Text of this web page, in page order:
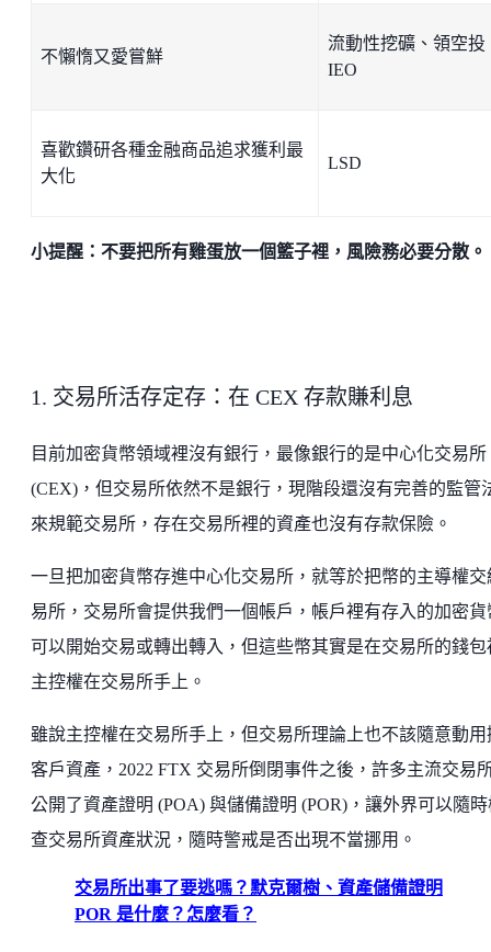
不懶惰又愛嘗鮮
流動性挖礦、領空投
IEO
喜歡鑽研各種金融商品追求獲利最
大化
LSD
小提醒：不要把所有雞蛋放一個籃子裡，風險務必要分散。
1. 交易所活存定存：在 CEX 存款賺利息
目前加密貨幣領域裡沒有銀行，最像銀行的是中心化交易所
(CEX)，但交易所依然不是銀行，現階段還沒有完善的監管
來規範交易所，存在交易所裡的資產也沒有存款保險。
一旦把加密貨幣存進中心化交易所，就等於把幣的主導權交
易所，交易所會提供我們一個帳戶，帳戶裡有存入的加密貨
可以開始交易或轉出轉入，但這些幣其實是在交易所的錢包
主控權在交易所手上。
雖說主控權在交易所手上，但交易所理論上也不該隨意動用
客戶資產，2022 FTX 交易所倒閉事件之後，許多主流交易
公開了資產證明 (POA) 與儲備證明 (POR)，讓外界可以隨
查交易所資產狀況，隨時警戒是否出現不當挪用。
交易所出事了要逃嗎？默克爾樹、資產儲備證明
POR 是什麼？怎麼看？